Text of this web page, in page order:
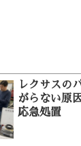
レクサスの
がらない原
応急処置